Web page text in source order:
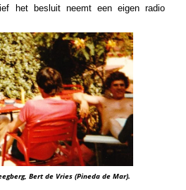
het besluit neemt een eigen radio
Bert de Vries (Pineda de Mar).